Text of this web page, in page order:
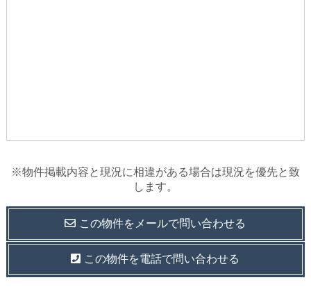
※物件掲載内容と現況に相違がある場合は現況を優先と致
します。
この物件をメールで問い合わせる
この物件を電話で問い合わせる